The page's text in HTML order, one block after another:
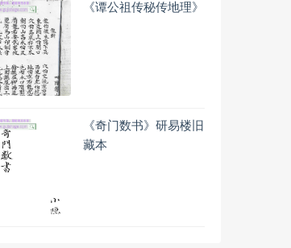
《谭公祖传秘传地理》
《奇门数书》研易楼旧
藏本